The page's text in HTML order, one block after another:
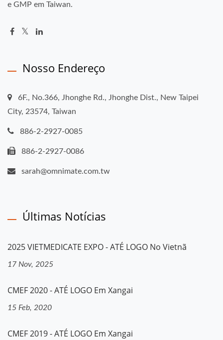
e GMP em Taiwan.
Nosso Endereço
6F., No.366, Jhonghe Rd., Jhonghe Dist., New Taipei
City, 23574, Taiwan
886-2-2927-0085
886-2-2927-0086
sarah@omnimate.com.tw
Últimas Notícias
2025 VIETMEDICATE EXPO - ATÉ LOGO No Vietnã
17 Nov, 2025
CMEF 2020 - ATÉ LOGO Em Xangai
15 Feb, 2020
CMEF 2019 - ATÉ LOGO Em Xangai